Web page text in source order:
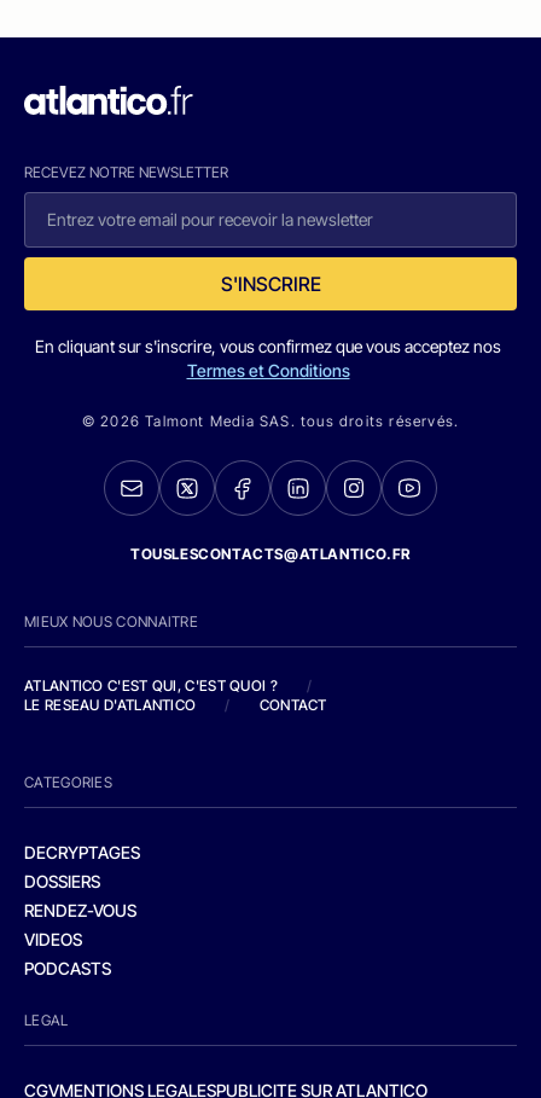
RECEVEZ NOTRE NEWSLETTER
S'INSCRIRE
En cliquant sur s'inscrire, vous confirmez que vous acceptez nos
Termes et Conditions
© 2026 Talmont Media SAS. tous droits réservés.
TOUSLESCONTACTS@ATLANTICO.FR
MIEUX NOUS CONNAITRE
ATLANTICO C'EST QUI, C'EST QUOI ?
/
LE RESEAU D'ATLANTICO
/ CONTACT
CATEGORIES
DECRYPTAGES
DOSSIERS
RENDEZ-VOUS
VIDEOS
PODCASTS
LEGAL
CGVMENTIONS LEGALESPUBLICITE SUR ATLANTICO